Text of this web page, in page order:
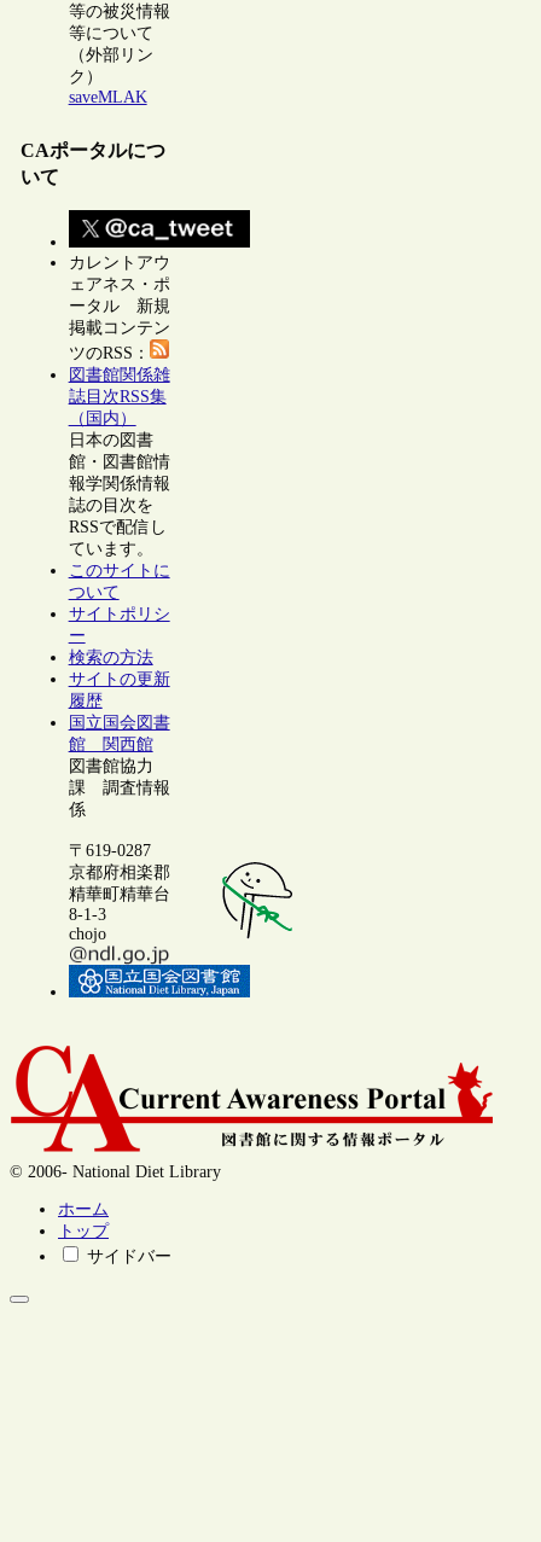
等の被災情報
等について
（外部リン
ク）
saveMLAK
CAポータルにつ
いて
カレントアウ
ェアネス・ポ
ータル 新規
掲載コンテン
ツのRSS：
図書館関係雑
誌目次RSS集
（国内）
日本の図書
館・図書館情
報学関係情報
誌の目次を
RSSで配信し
ています。
このサイトに
ついて
サイトポリシ
ー
検索の方法
サイトの更新
履歴
国立国会図書
館 関西館
図書館協力
課 調査情報
係
〒619-0287
京都府相楽郡
精華町精華台
8-1-3
chojo
© 2006- National Diet Library
ホーム
トップ
サイドバー